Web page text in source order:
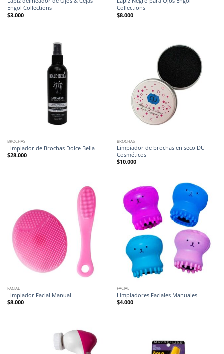
Engol Collections
$3.000
Collections
$8.000
BROCHAS
Limpiador de Brochas Dolce Bella
$28.000
BROCHAS
Limpiador de brochas en seco DU
Cosméticos
$10.000
FACIAL
Limpiador Facial Manual
$8.000
FACIAL
Limpiadores Faciales Manuales
$4.000